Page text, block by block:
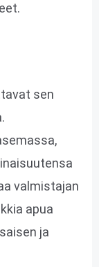
sen
valmistajan
apua
ja